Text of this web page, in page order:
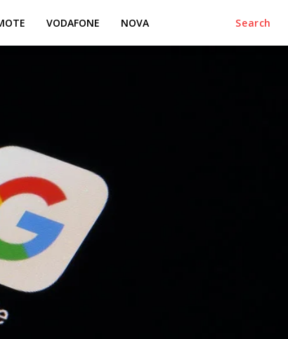
VODAFONE NOVA Search